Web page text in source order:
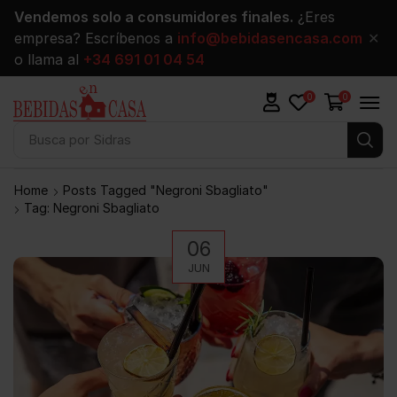
Vendemos solo a consumidores finales. ¿Eres
empresa? Escríbenos a info@bebidasencasa.com
o llama al +34 691 01 04 54
✕
Busca por Vinos
0 0
Home
Posts Tagged "negroni Sbagliato"
Tag: Negroni Sbagliato
06
JUN